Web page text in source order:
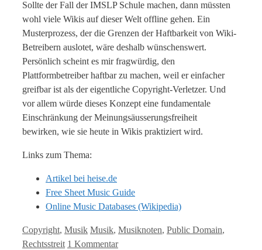
Sollte der Fall der IMSLP Schule machen, dann müssten
wohl viele Wikis auf dieser Welt offline gehen. Ein
Musterprozess, der die Grenzen der Haftbarkeit von Wiki-
Betreibern auslotet, wäre deshalb wünschenswert.
Persönlich scheint es mir fragwürdig, den
Plattformbetreiber haftbar zu machen, weil er einfacher
greifbar ist als der eigentliche Copyright-Verletzer. Und
vor allem würde dieses Konzept eine fundamentale
Einschränkung der Meinungsäusserungsfreiheit
bewirken, wie sie heute in Wikis praktiziert wird.
Links zum Thema:
Artikel bei heise.de
Free Sheet Music Guide
Online Music Databases (Wikipedia)
Kategorien
Copyright, Musik Tags
Musik, Musiknoten, Public Domain,
Rechtsstreit 1 Kommentar